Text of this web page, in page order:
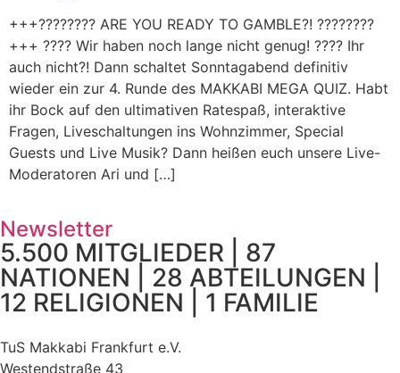
+++???????? ARE YOU READY TO GAMBLE?! ????????
+++ ???? Wir haben noch lange nicht genug! ???? Ihr
auch nicht?! Dann schaltet Sonntagabend definitiv
wieder ein zur 4. Runde des MAKKABI MEGA QUIZ. Habt
ihr Bock auf den ultimativen Ratespaß, interaktive
Fragen, Liveschaltungen ins Wohnzimmer, Special
Guests und Live Musik? Dann heißen euch unsere Live-
Moderatoren Ari und […]
Newsletter
5.500 MITGLIEDER | 87
NATIONEN | 28 ABTEILUNGEN |
12 RELIGIONEN | 1 FAMILIE
TuS Makkabi Frankfurt e.V.
Westendstraße 43